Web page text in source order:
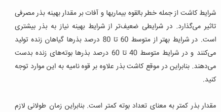
شرایط کاشت از جمله خطر بالقوه بیماریها و آفات بر مقدار بهینه بذر مصرفی
تاثیر می‌گذارد. در شرایطی ضعیف‌تر از شرایط بهینه نیاز به بذر بیشتری
است. در شرایط بهتر از متوسط 60 تا 80 درصد بذرها گیاهان زنده تولید
می‌کنند و در شرایط متوسط 40 تا 60 درصد بذرها بوته‌های زنده بدست
می‌دهند. بنابراین در موقع کاشت بذر علاوه بر قوه نامیه به این موارد توجه
کنید.
مقدار بذر کمتر به معنای تعداد بوته کمتر است. بنابراین زمان طولانی لازم